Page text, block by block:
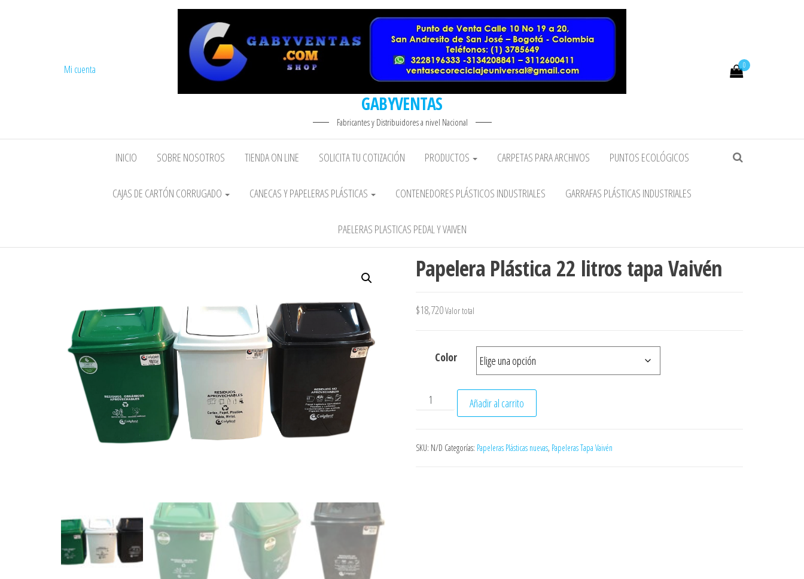
GABYVENTAS
Fabricantes y Distribuidores a nivel Nacional
0
Mi cuenta
INICIO SOBRE NOSOTROS TIENDA ON LINE SOLICITA TU COTIZACIÓN PRODUCTOS CARPETAS PARA ARCHIVOS PUNTOS ECOLÓGICOS
CAJAS DE CARTÓN CORRUGADO CANECAS Y PAPELERAS PLÁSTICAS CONTENEDORES PLÁSTICOS INDUSTRIALES GARRAFAS PLÁSTICAS INDUSTRIALES
PAELERAS PLASTICAS PEDAL Y VAIVEN
Papelera Plástica 22 litros tapa Vaivén
$18,720Valor total
Color
Papelera Plástica 22 litros tapa Vaivén cantidad
Añadir al carrito
SKU: N/D Categorías: Papeleras Plásticas nuevas, Papeleras Tapa Vaivén